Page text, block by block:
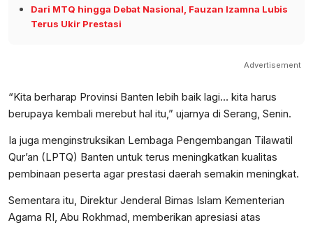
Dari MTQ hingga Debat Nasional, Fauzan Izamna Lubis
Terus Ukir Prestasi
Advertisement
“Kita berharap Provinsi Banten lebih baik lagi… kita harus
berupaya kembali merebut hal itu,” ujarnya di Serang, Senin.
Ia juga menginstruksikan Lembaga Pengembangan Tilawatil
Qur’an (LPTQ) Banten untuk terus meningkatkan kualitas
pembinaan peserta agar prestasi daerah semakin meningkat.
Sementara itu, Direktur Jenderal Bimas Islam Kementerian
Agama RI, Abu Rokhmad, memberikan apresiasi atas